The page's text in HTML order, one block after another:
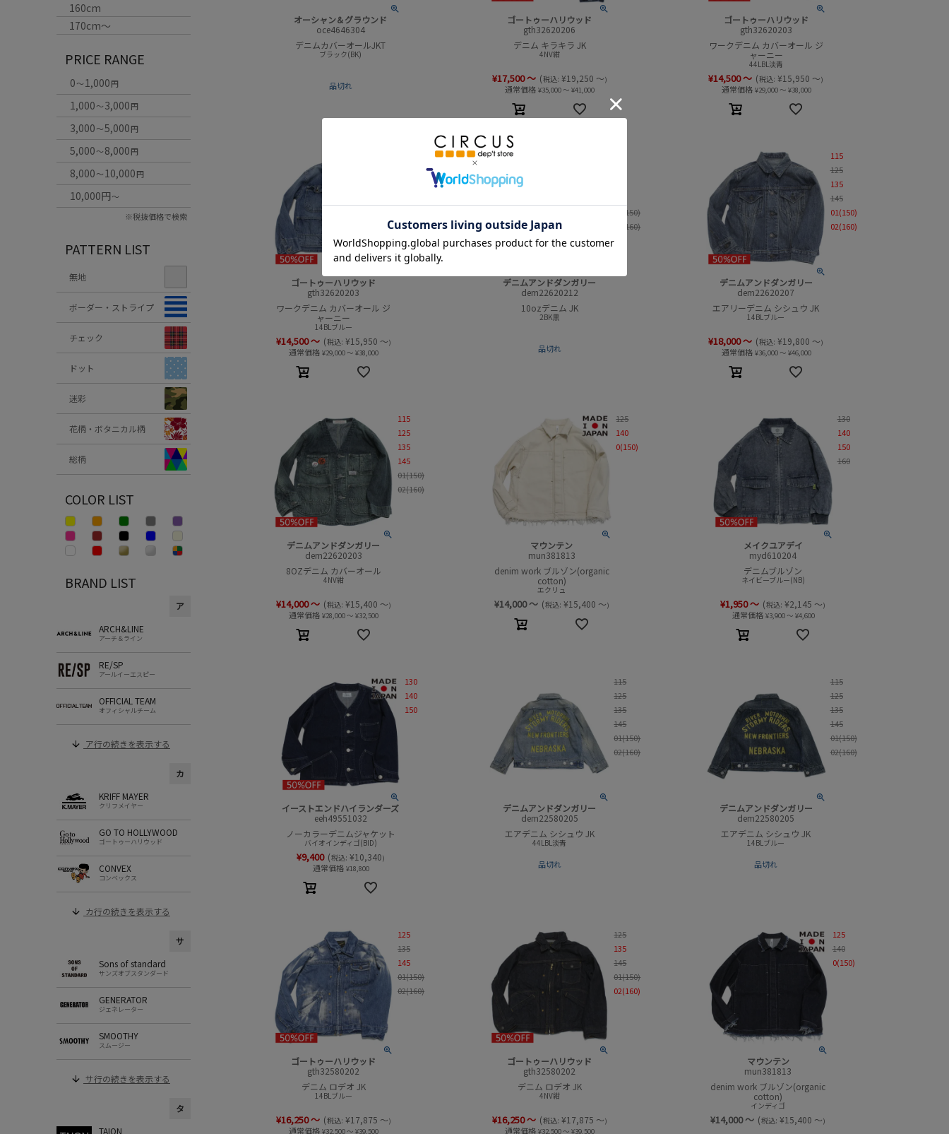
160cm
170cm〜
PRICE RANGE
0～1,000円
1,000～3,000円
3,000～5,000円
5,000～8,000円
8,000～10,000円
10,000円～
※税抜価格で検索
PATTERN LIST
無地
ボーダー・ストライプ
チェック
ドット
迷彩
花柄・ボタニカル柄
総柄
COLOR LIST
BRAND LIST
ア
ARCH&LINE
アーチ＆ライン
RE/SP
アールイーエスピー
OFFICIAL TEAM
オフィシャルチーム
ア行の続きを表示する
カ
KRIFF MAYER
クリフメイヤー
GO TO HOLLYWOOD
ゴートゥーハリウッド
CONVEX
コンベックス
カ行の続きを表示する
サ
Sons of standard
サンズオブスタンダード
GENERATOR
ジェネレーター
SMOOTHY
スムージー
サ行の続きを表示する
タ
TAION
オーシャン＆グラウンド
oce4646304
デニムカバーオールJKT
ブラック(BK)
品切れ
ゴートゥーハリウッド
gth32620206
デニム キラキラ JK
4NV紺
¥17,500～ (税込: ¥19,250 ～)
通常価格 ¥35,000～¥41,000
ゴートゥーハリウッド
gth32620203
ワークデニム カバーオール ジ
ャーニー
44LBL淡青
¥14,500～ (税込: ¥15,950 ～)
通常価格 ¥29,000～ ¥38,000
ゴートゥーハリウッド
gth32620203
ワークデニム カバーオール ジ
ャーニー
14BLブルー
¥14,500～ (税込: ¥15,950 ～)
通常価格 ¥29,000～¥38,000
デニムアンドダンガリー
dem22620212
10ozデニム JK
2BK黒
品切れ
01(150)
02(160)
デニムアンドダンガリー
dem22620207
エアリーデニム シシュウ JK
14BLブルー
¥18,000～ (税込: ¥19,800 ～)
通常価格 ¥36,000～ ¥46,000
115
125
135
145
01(150)
02(160)
デニムアンドダンガリー
dem22620203
8OZデニム カバーオール
4NV紺
¥14,000～ (税込: ¥15,400 ～)
通常価格 ¥28,000～¥32,500
115
125
135
145
01(150)
02(160)
マウンテン
mun381813
denim work ブルゾン(organic
cotton)
エクリュ
¥14,000～ (税込: ¥15,400 ～)
125
140
0(150)
メイクユアデイ
myd610204
デニムブルゾン
ネイビーブルー(NB)
¥1,950～ (税込: ¥2,145 ～)
通常価格 ¥3,900～ ¥4,600
130
140
150
160
イーストエンドハイランダーズ
eeh49551032
ノーカラーデニムジャケット
バイオインディゴ(BID)
¥9,400 (税込: ¥10,340)
通常価格 ¥18,800
130
140
150
デニムアンドダンガリー
dem22580205
エアデニム シシュウ JK
44LBL淡青
品切れ
115
125
135
145
01(150)
02(160)
デニムアンドダンガリー
dem22580205
エアデニム シシュウ JK
14BLブルー
品切れ
115
125
135
145
01(150)
02(160)
ゴートゥーハリウッド
gth32580202
デニム ロデオ JK
14BLブルー
¥16,250～ (税込: ¥17,875 ～)
通常価格 ¥32,500～¥39,500
125
135
145
01(150)
02(160)
ゴートゥーハリウッド
gth32580202
デニム ロデオ JK
4NV紺
¥16,250～ (税込: ¥17,875 ～)
通常価格 ¥32,500～¥39,500
125
135
145
01(150)
02(160)
マウンテン
mun381813
denim work ブルゾン(organic
cotton)
インディゴ
¥14,000～ (税込: ¥15,400 ～)
125
140
0(150)